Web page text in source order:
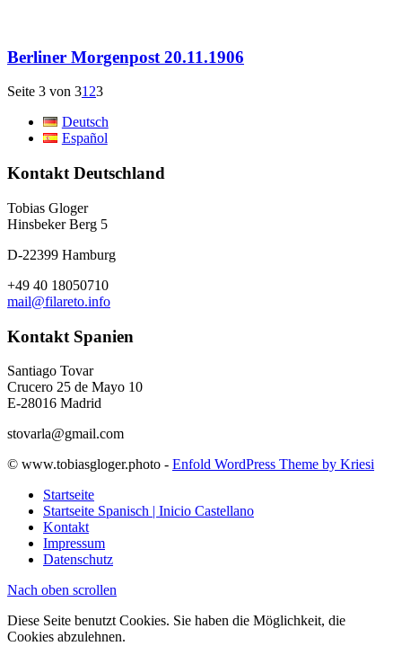
Berliner Morgenpost 20.11.1906
Seite 3 von 3123
Deutsch
Español
Kontakt Deutschland
Tobias Gloger
Hinsbeker Berg 5
D-22399 Hamburg
+49 40 18050710
mail@filareto.info
Kontakt Spanien
Santiago Tovar
Crucero 25 de Mayo 10
E-28016 Madrid
stovarla@gmail.com
© www.tobiasgloger.photo - Enfold WordPress Theme by Kriesi
Startseite
Startseite Spanisch | Inicio Castellano
Kontakt
Impressum
Datenschutz
Nach oben scrollen
Diese Seite benutzt Cookies. Sie haben die Möglichkeit, die
Cookies abzulehnen.